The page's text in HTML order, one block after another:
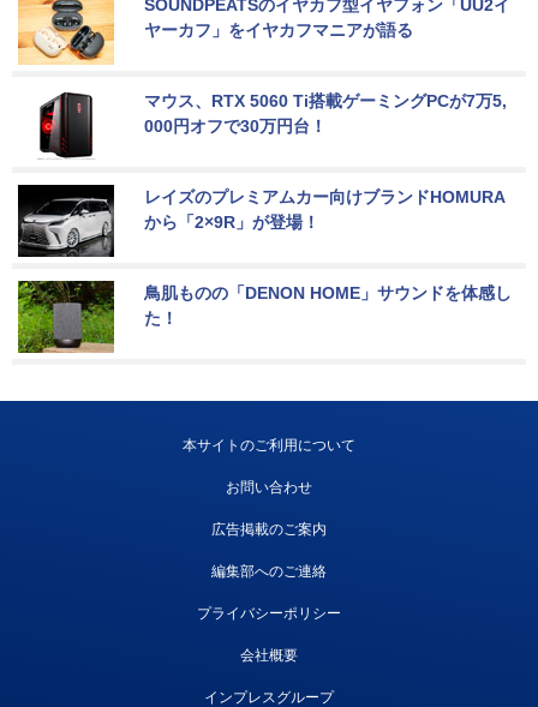
SOUNDPEATSのイヤカフ型イヤフォン「UU2イ
ヤーカフ」をイヤカフマニアが語る
マウス、RTX 5060 Ti搭載ゲーミングPCが7万5,
000円オフで30万円台！
レイズのプレミアムカー向けブランドHOMURA
から「2×9R」が登場！
鳥肌ものの「DENON HOME」サウンドを体感し
た！
本サイトのご利用について
お問い合わせ
広告掲載のご案内
編集部へのご連絡
プライバシーポリシー
会社概要
インプレスグループ